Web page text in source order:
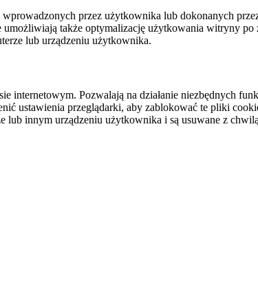
przez użytkownika lub dokonanych
także optymalizację użytkowania witryny
lub urządzeniu użytkownika.
internetowym. Pozwalają na działanie niezbędnych
ustawienia przeglądarki, aby zablokować te pliki
lub innym urządzeniu użytkownika i są usuwane z